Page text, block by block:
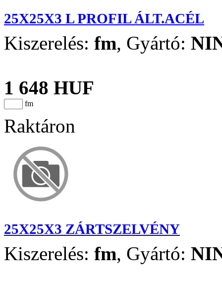
25X25X3 L PROFIL ÁLT.ACÉL
Kiszerelés: fm, Gyártó:
1 648 HUF
fm
Raktáron
25X25X3 ZÁRTSZELVÉNY
Kiszerelés: fm, Gyártó: